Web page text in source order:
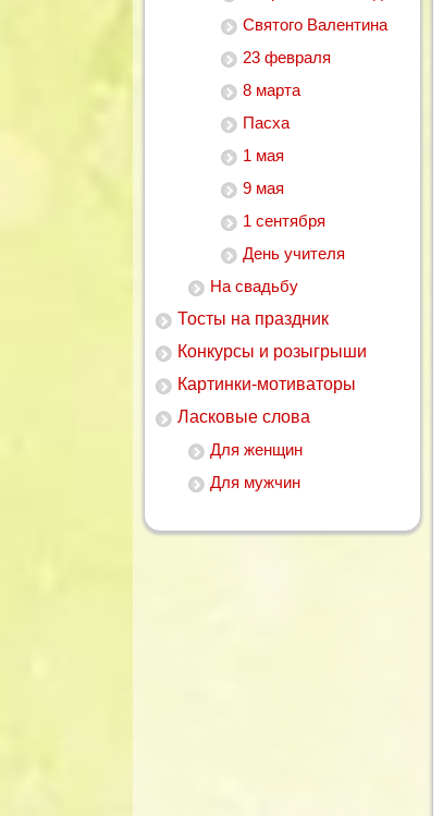
Святого Валентина
23 февраля
8 марта
Пасха
1 мая
9 мая
1 сентября
День учителя
На свадьбу
Тосты на праздник
Конкурсы и розыгрыши
Картинки-мотиваторы
Ласковые слова
Для женщин
Для мужчин